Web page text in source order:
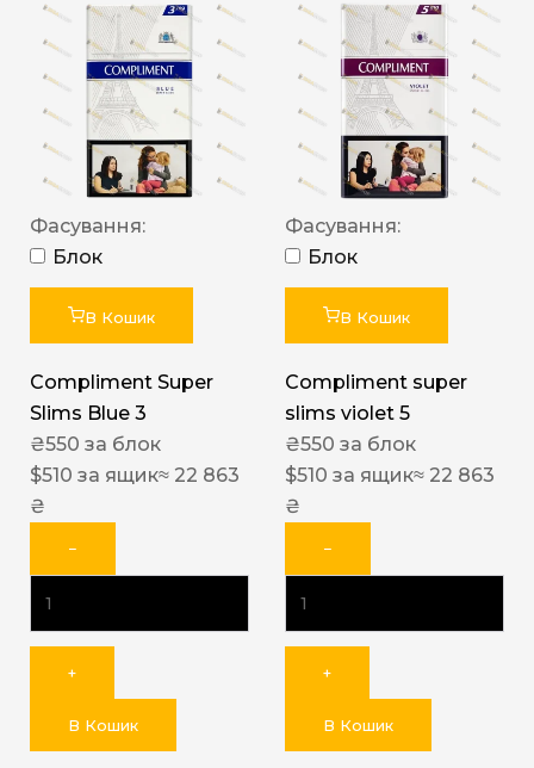
Фасування:
Блок
В Кошик
Compliment Super
Slims Blue 3
₴550 за блок
$510 за ящик≈ 22 863
₴
−
+
В Кошик
Фасування:
Блок
В Кошик
Compliment super
slims violet 5
₴550 за блок
$510 за ящик≈ 22 863
₴
−
+
В Кошик